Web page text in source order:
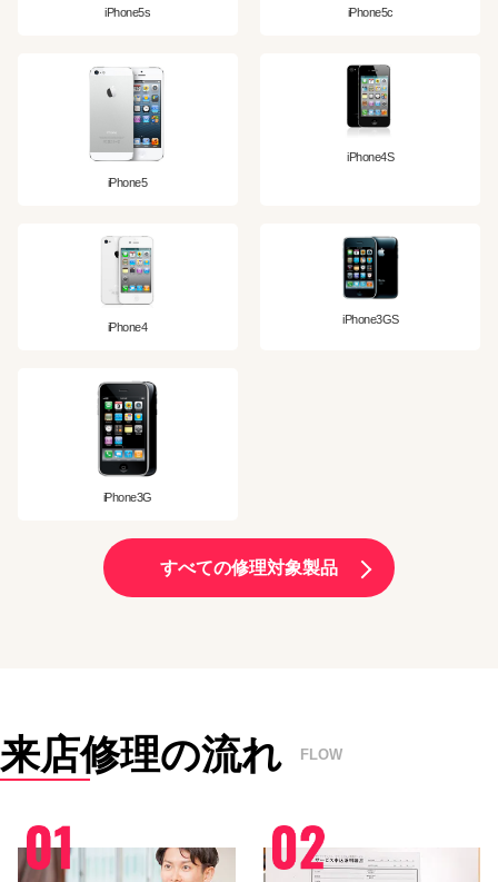
iPhone5s iPhone5c
iPhone5
iPhone4S
iPhone4
iPhone3GS
iPhone3G
すべての修理対象製品
来店修理の流れ FLOW